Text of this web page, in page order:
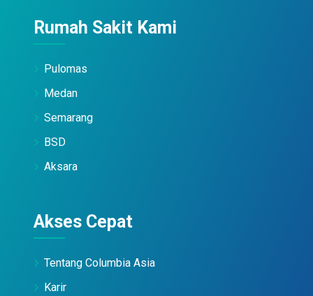
Rumah Sakit Kami
Pulomas
Medan
Semarang
BSD
Aksara
Akses Cepat
Tentang Columbia Asia
Karir